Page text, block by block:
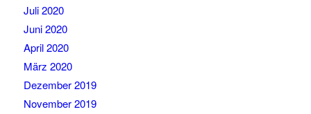
Juli 2020
Juni 2020
April 2020
März 2020
Dezember 2019
November 2019